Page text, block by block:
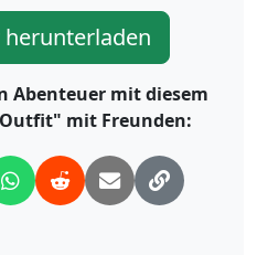
Abenteuer mit diesem
mit Freunden: